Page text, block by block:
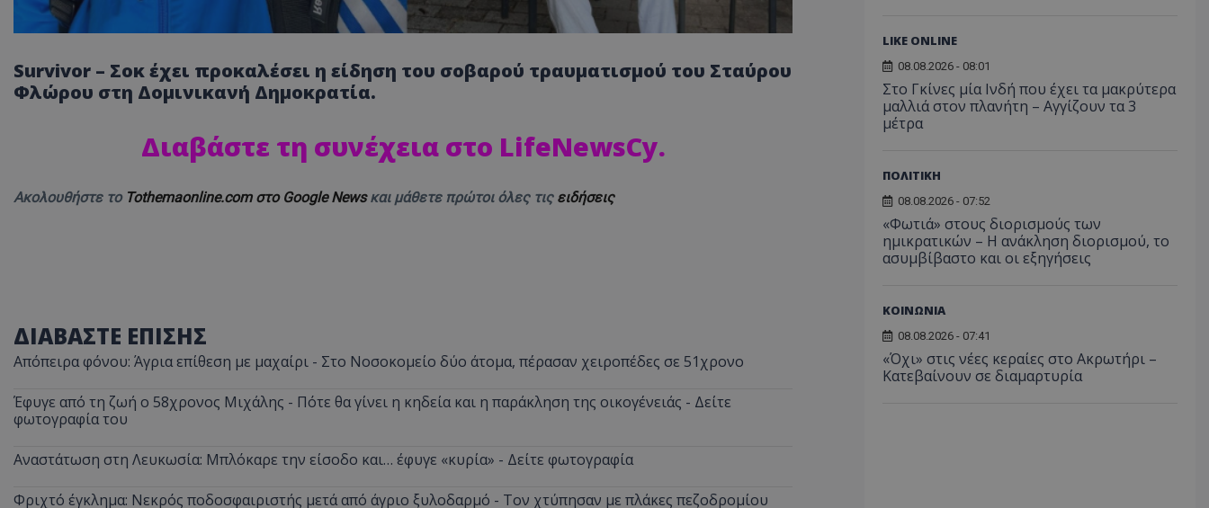
Survivor – Σοκ έχει προκαλέσει η είδηση του σοβαρού τραυματισμού του Σταύρου
Φλώρου στη Δομινικανή Δημοκρατία.
Διαβάστε τη συνέχεια στο LifeNewsCy.
Ακολουθήστε το Tothemaonline.com στο Google Newsκαι μάθετε πρώτοι όλες τις ειδήσεις
ΔΙΑΒΑΣΤΕ ΕΠΙΣΗΣ
Απόπειρα φόνου: Άγρια επίθεση με μαχαίρι - Στο Νοσοκομείο δύο άτομα, πέρασαν χειροπέδες σε 51χρονο
Έφυγε από τη ζωή ο 58χρονος Μιχάλης - Πότε θα γίνει η κηδεία και η παράκληση της οικογένειάς - Δείτε
φωτογραφία του
Αναστάτωση στη Λευκωσία: Μπλόκαρε την είσοδο και… έφυγε «κυρία» - Δείτε φωτογραφία
Φριχτό έγκλημα: Νεκρός ποδοσφαιριστής μετά από άγριο ξυλοδαρμό - Τον χτύπησαν με πλάκες πεζοδρομίου
LIKE ONLINE
08.08.2026 - 08:01
Στο Γκίνες μία Ινδή που έχει τα μακρύτερα
μαλλιά στον πλανήτη – Αγγίζουν τα 3
μέτρα
ΠΟΛΙΤΙΚΗ
08.08.2026 - 07:52
«Φωτιά» στους διορισμούς των
ημικρατικών – Η ανάκληση διορισμού, το
ασυμβίβαστο και οι εξηγήσεις
ΚΟΙΝΩΝΙΑ
08.08.2026 - 07:41
«Όχι» στις νέες κεραίες στο Ακρωτήρι –
Κατεβαίνουν σε διαμαρτυρία